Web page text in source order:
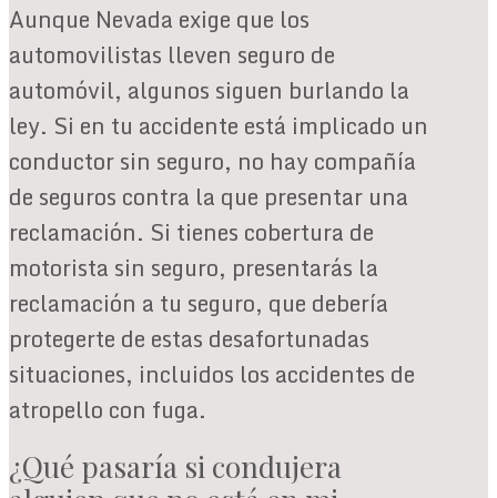
Aunque Nevada exige que los
automovilistas lleven seguro de
automóvil, algunos siguen burlando la
ley. Si en tu accidente está implicado un
conductor sin seguro, no hay compañía
de seguros contra la que presentar una
reclamación. Si tienes cobertura de
motorista sin seguro, presentarás la
reclamación a tu seguro, que debería
protegerte de estas desafortunadas
situaciones, incluidos los accidentes de
atropello con fuga.
¿Qué pasaría si condujera